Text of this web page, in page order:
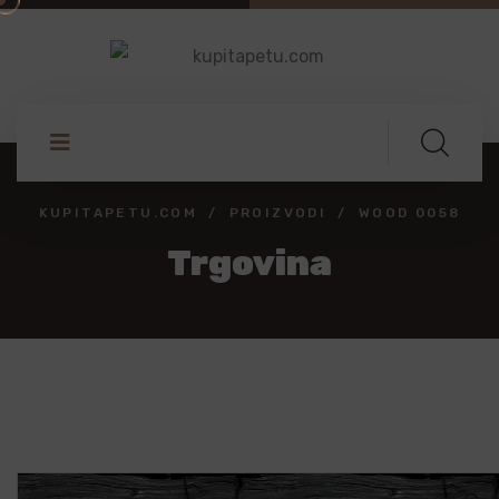
KUPITAPETU.COM PROIZVODI WOOD 0058
Trgovina